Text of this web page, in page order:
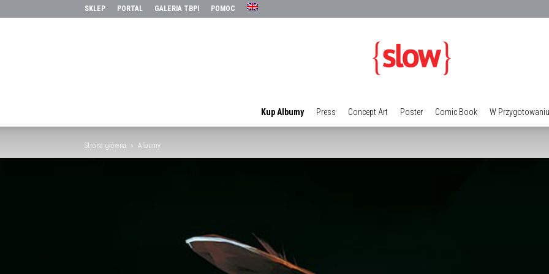
SKLEP PORTAL GALERIA TBPI POMOC
Galeria
Kup Albumy Press Concept Art Poster Comic Book W Przygotowaniu
Strona główna Albumy